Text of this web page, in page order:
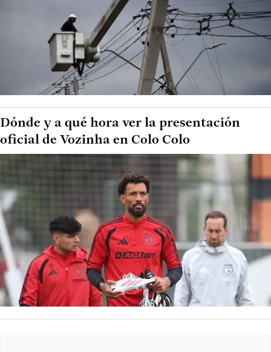
Dónde y a qué hora ver la presentación
oficial de Vozinha en Colo Colo